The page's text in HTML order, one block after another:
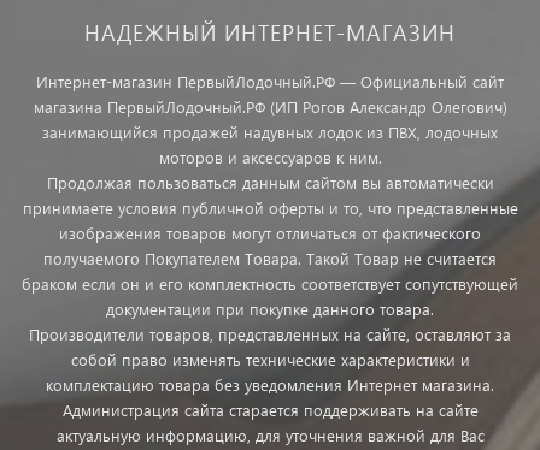
НАДЕЖНЫЙ ИНТЕРНЕТ-МАГАЗИН
Интернет-магазин ПервыйЛодочный.РФ — Официальный сайт
магазина ПервыйЛодочный.РФ (ИП Рогов Александр Олегович)
занимающийся продажей надувных лодок из ПВХ, лодочных
моторов и аксессуаров к ним.
Продолжая пользоваться данным сайтом вы автоматически
принимаете условия публичной оферты и то, что представленные
изображения товаров могут отличаться от фактического
получаемого Покупателем Товара. Такой Товар не считается
браком если он и его комплектность соответствует сопутствующей
документации при покупке данного товара.
Производители товаров, представленных на сайте, оставляют за
собой право изменять технические характеристики и
комплектацию товара без уведомления Интернет магазина.
Администрация сайта старается поддерживать на сайте
актуальную информацию, для уточнения важной для Вас